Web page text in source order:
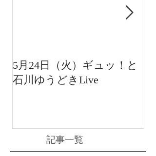
5月24日（火）ギュッ！と
石川ゆうどきLive
記事一覧